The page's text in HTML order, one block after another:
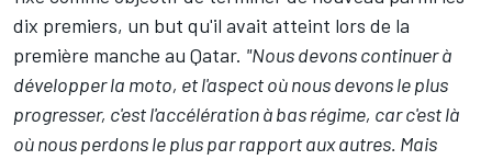
dix premiers, un but qu'il avait atteint lors de la
première manche au Qatar. "Nous devons continuer à
développer la moto, et l'aspect où nous devons le plus
progresser, c'est l'accélération à bas régime, car c'est là
où nous perdons le plus par rapport aux autres. Mais